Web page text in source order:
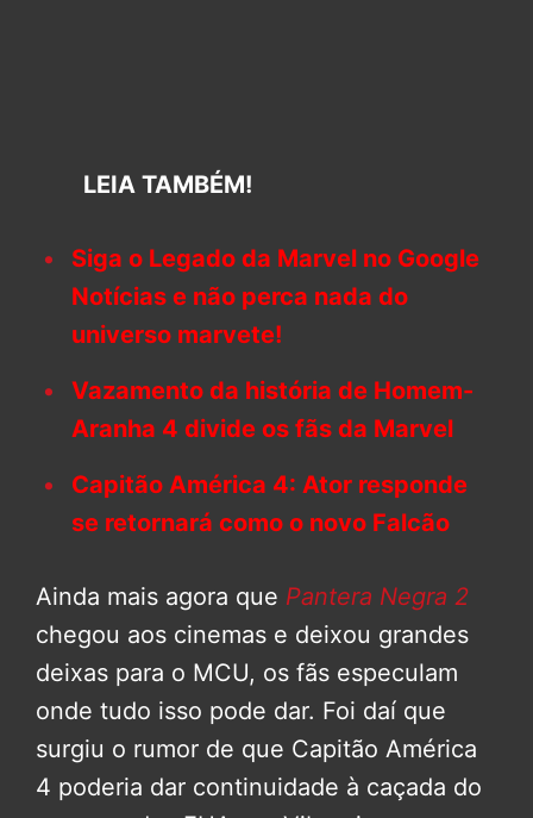
LEIA TAMBÉM!
Siga o Legado da Marvel no Google
Notícias e não perca nada do
universo marvete!
Vazamento da história de Homem-
Aranha 4 divide os fãs da Marvel
Capitão América 4: Ator responde
se retornará como o novo Falcão
Ainda mais agora que Pantera Negra 2
chegou aos cinemas e deixou grandes
deixas para o MCU, os fãs especulam
onde tudo isso pode dar. Foi daí que
surgiu o rumor de que Capitão América
4 poderia dar continuidade à caçada do